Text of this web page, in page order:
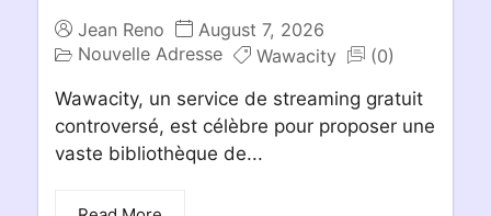
Jean Reno
August 7, 2026
Nouvelle Adresse
Wawacity
(0)
Wawacity, un service de streaming gratuit
controversé, est célèbre pour proposer une
vaste bibliothèque de...